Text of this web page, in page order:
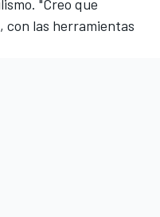
"Creo que
con las herramientas